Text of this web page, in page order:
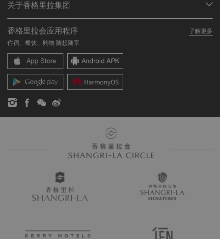
餐厅与酒吧
加入香格里拉会
常见问题
联络我们
关于香格里拉集团
我们的酒店品牌
香格里拉中心
香格里拉公寓
联系方式
职业发展
企业社会责任
新闻稿
香格里拉会应用程序
了解更多
住宿、餐饮、购物 随想随享